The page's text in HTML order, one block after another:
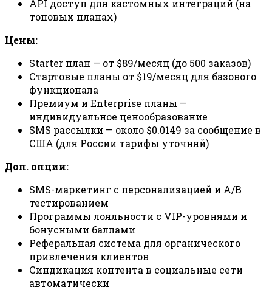
API доступ для кастомных интеграций (на
топовых планах)
Цены:
Starter план — от $89/месяц (до 500 заказов)
Стартовые планы от $19/месяц для базового
функционала
Премиум и Enterprise планы —
индивидуальное ценообразование
SMS рассылки — около $0.0149 за сообщение в
США (для России тарифы уточняй)
Доп. опции:
SMS-маркетинг с персонализацией и A/B
тестированием
Программы лояльности с VIP-уровнями и
бонусными баллами
Реферальная система для органического
привлечения клиентов
Синдикация контента в социальные сети
автоматически